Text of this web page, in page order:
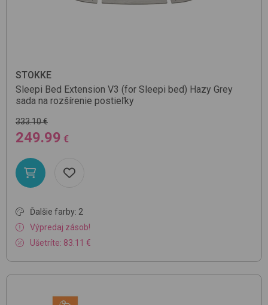
STOKKE
Sleepi Bed Extension V3 (for Sleepi bed) Hazy Grey
sada na rozšírenie postieľky
333.10 €
249.99 €
Ďalšie farby: 2
Výpredaj zásob!
Ušetríte: 83.11 €